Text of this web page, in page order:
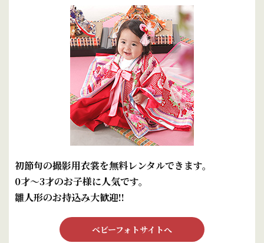
初節句の撮影用衣裳を無料レンタルできます。
0才～3才のお子様に人気です。
雛人形のお持込み大歓迎!!
ベビーフォトサイトへ